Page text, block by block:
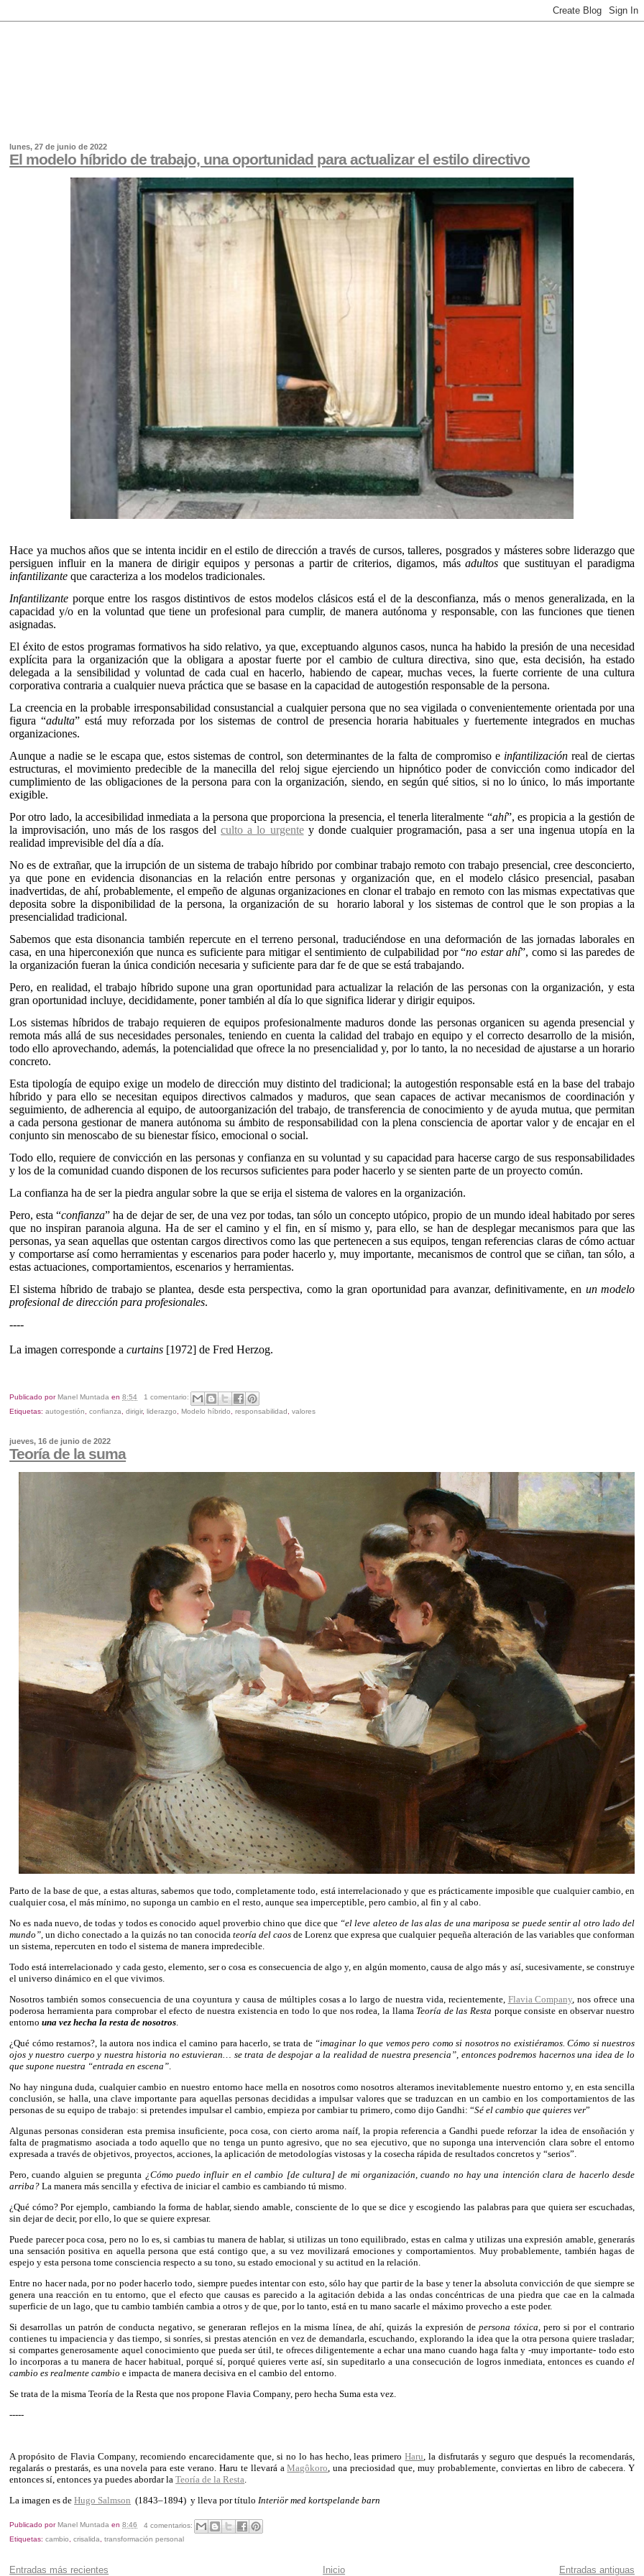
lunes, 27 de junio de 2022
El modelo híbrido de trabajo, una oportunidad para actualizar el estilo directivo
Hace ya muchos años que se intenta incidir en el estilo de dirección a través de cursos, talleres, posgrados y másteres sobre liderazgo que
persiguen influir en la manera de dirigir equipos y personas a partir de criterios, digamos, másadultos que sustituyan el paradigma
infantilizante que caracteriza a los modelos tradicionales.
Infantilizante porque entre los rasgos distintivos de estos modelos clásicos está el de la desconfianza, más o menos generalizada, en la
capacidad y/o en la voluntad que tiene un profesional para cumplir, de manera autónoma y responsable, con las funciones que tienen
asignadas.
El éxito de estos programas formativos ha sido relativo, ya que, exceptuando algunos casos, nunca ha habido la presión de una necesidad
explícita para la organización que la obligara a apostar fuerte por el cambio de cultura directiva, sino que, esta decisión, ha estado
delegada a la sensibilidad y voluntad de cada cual en hacerlo, habiendo de capear, muchas veces, la fuerte corriente de una cultura
corporativa contraria a cualquier nueva práctica que se basase en la capacidad de autogestión responsable de la persona.
La creencia en la probable irresponsabilidad consustancial a cualquier persona que no sea vigilada o convenientemente orientada por una
figura “adulta” está muy reforzada por los sistemas de control de presencia horaria habituales y fuertemente integrados en muchas
organizaciones.
Aunque a nadie se le escapa que, estos sistemas de control, son determinantes de la falta de compromiso e infantilización real de ciertas
estructuras, el movimiento predecible de la manecilla del reloj sigue ejerciendo un hipnótico poder de convicción como indicador del
cumplimiento de las obligaciones de la persona para con la organización, siendo, en según qué sitios, si no lo único, lo más importante
exigible.
Por otro lado, la accesibilidad inmediata a la persona que proporciona la presencia, el tenerla literalmente “ahí”, es propicia a la gestión de
la improvisación, uno más de los rasgos delculto a lo urgentey donde cualquier programación, pasa a ser una ingenua utopía en la
realidad imprevisible del día a día.
No es de extrañar, que la irrupción de un sistema de trabajo híbrido por combinar trabajo remoto con trabajo presencial, cree desconcierto,
ya que pone en evidencia disonancias en la relación entre personas y organización que, en el modelo clásico presencial, pasaban
inadvertidas, de ahí, probablemente, el empeño de algunas organizaciones en clonar el trabajo en remoto con las mismas expectativas que
deposita sobre la disponibilidad de la persona, la organización de su
horario laboral y los sistemas de control que le son propias a la
presencialidad tradicional.
Sabemos que esta disonancia también repercute en el terreno personal, traduciéndose en una deformación de las jornadas laborales en
casa, en una hiperconexión que nunca es suficiente para mitigar el sentimiento de culpabilidad por “no estar ahí”, como si las paredes de
la organización fueran la única condición necesaria y suficiente para dar fe de que se está trabajando.
Pero, en realidad, el trabajo híbrido supone una gran oportunidad para actualizar la relación de las personas con la organización, y esta
gran oportunidad incluye, decididamente, poner también al día lo que significa liderar y dirigir equipos.
Los sistemas híbridos de trabajo requieren de equipos profesionalmente maduros donde las personas organicen su agenda presencial y
remota más allá de sus necesidades personales, teniendo en cuenta la calidad del trabajo en equipo y el correcto desarrollo de la misión,
todo ello aprovechando, además, la potencialidad que ofrece la no presencialidad y, por lo tanto, la no necesidad de ajustarse a un horario
concreto.
Esta tipología de equipo exige un modelo de dirección muy distinto del tradicional; la autogestión responsable está en la base del trabajo
híbrido y para ello se necesitan equipos directivos calmados y maduros, que sean capaces de activar mecanismos de coordinación y
seguimiento, de adherencia al equipo, de autoorganización del trabajo, de transferencia de conocimiento y de ayuda mutua, que permitan
a cada persona gestionar de manera autónoma su ámbito de responsabilidad con la plena consciencia de aportar valor y de encajar en el
conjunto sin menoscabo de su bienestar físico, emocional o social.
Todo ello, requiere de convicción en las personas y confianza en su voluntad y su capacidad para hacerse cargo de sus responsabilidades
y los de la comunidad cuando disponen de los recursos suficientes para poder hacerlo y se sienten parte de un proyecto común.
La confianza ha de ser la piedra angular sobre la que se erija el sistema de valores en la organización.
Pero, esta “confianza” ha de dejar de ser, de una vez por todas, tan sólo un concepto utópico, propio de un mundo ideal habitado por seres
que no inspiran paranoia alguna. Ha de ser el camino y el fin, en sí mismo y, para ello, se han de desplegar mecanismos para que las
personas, ya sean aquellas que ostentan cargos directivos como las que pertenecen a sus equipos, tengan referencias claras de cómo actuar
y comportarse así como herramientas y escenarios para poder hacerlo y, muy importante, mecanismos de control que se ciñan, tan sólo, a
estas actuaciones, comportamientos, escenarios y herramientas.
El sistema híbrido de trabajo se plantea, desde esta perspectiva, como la gran oportunidad para avanzar, definitivamente, en un modelo
profesional de dirección para profesionales.
----
La imagen corresponde acurtains [1972] de Fred Herzog.
Publicado por Manel Muntada en8:54
1 comentario:
Etiquetas:autogestión ,confianza ,dirigir,liderazgo Modelo híbrido ,responsabilidad ,valores
jueves, 16 de junio de 2022
Teoría de la suma
Parto de la base de que, a estas alturas, sabemos que todo, completamente todo, está interrelacionado y que es prácticamente imposible que cualquier cambio, en
cualquier cosa, el más mínimo, no suponga un cambio en el resto, aunque sea imperceptible, pero cambio, al fin y al cabo.
No es nada nuevo, de todas y todos es conocido aquel proverbio chino que dice que “el leve aleteo de las alas de una mariposa se puede sentir al otro lado del
mundo”, un dicho conectado a la quizás no tan conocida teoría del caos de Lorenz que expresa que cualquier pequeña alteración de las variables que conforman
un sistema, repercuten en todo el sistema de manera impredecible.
Todo está interrelacionado y cada gesto, elemento, ser o cosa es consecuencia de algo y, en algún momento, causa de algo más y así, sucesivamente, se construye
el universo dinámico en el que vivimos.
Nosotros también somos consecuencia de una coyuntura y causa de múltiples cosas a lo largo de nuestra vida, recientemente, Flavia Company, nos ofrece una
poderosa herramienta para comprobar el efecto de nuestra existencia en todo lo que nos rodea, la llama Teoría de las Resta porque consiste en observar nuestro
entornouna vez hecha la resta de nosotros.
¿Qué cómo restarnos?, la autora nos indica el camino para hacerlo, se trata de “imaginar lo que vemos pero como si nosotros no existiéramos. Cómo si nuestros
ojos y nuestro cuerpo y nuestra historia no estuvieran… se trata de despojar a la realidad de nuestra presencia”, entonces podremos hacernos una idea de lo
que supone nuestra “entrada en escena”.
No hay ninguna duda, cualquier cambio en nuestro entorno hace mella en nosotros como nosotros alteramos inevitablemente nuestro entorno y, en esta sencilla
conclusión, se halla, una clave importante para aquellas personas decididas a impulsar valores que se traduzcan en un cambio en los comportamientos de las
personas de su equipo de trabajo: si pretendes impulsar el cambio, empieza por cambiar tu primero, como dijo Gandhi: “Sé el cambio que quieres ver”
Algunas personas consideran esta premisa insuficiente, poca cosa, con cierto aroma naíf, la propia referencia a Gandhi puede reforzar la idea de ensoñación y
falta de pragmatismo asociada a todo aquello que no tenga un punto agresivo, que no sea ejecutivo, que no suponga una intervención clara sobre el entorno
expresada a través de objetivos, proyectos, acciones, la aplicación de metodologías vistosas y la cosecha rápida de resultados concretos y “serios”.
Pero, cuando alguien se pregunta ¿Cómo puedo influir en el cambio [de cultura] de mi organización, cuando no hay una intención clara de hacerlo desde
arriba? La manera más sencilla y efectiva de iniciar el cambio es cambiando tú mismo.
¿Qué cómo? Por ejemplo, cambiando la forma de hablar, siendo amable, consciente de lo que se dice y escogiendo las palabras para que quiera ser escuchadas,
sin dejar de decir, por ello, lo que se quiere expresar.
Puede parecer poca cosa, pero no lo es, si cambias tu manera de hablar, si utilizas un tono equilibrado, estas en calma y utilizas una expresión amable, generarás
una sensación positiva en aquella persona que está contigo que, a su vez movilizará emociones y comportamientos. Muy probablemente, también hagas de
espejo y esta persona tome consciencia respecto a su tono, su estado emocional y su actitud en la relación.
Entre no hacer nada, por no poder hacerlo todo, siempre puedes intentar con esto, sólo hay que partir de la base y tener la absoluta convicción de que siempre se
genera una reacción en tu entorno, que el efecto que causas es parecido a la agitación debida a las ondas concéntricas de una piedra que cae en la calmada
superficie de un lago, que tu cambio también cambia a otros y de que, por lo tanto, está en tu mano sacarle el máximo provecho a este poder.
Si desarrollas un patrón de conducta negativo, se generaran reflejos en la misma línea, de ahí, quizás la expresión depersona tóxica, pero si por el contrario
contienes tu impaciencia y das tiempo, si sonríes, si prestas atención en vez de demandarla, escuchando, explorando la idea que la otra persona quiere trasladar;
si compartes generosamente aquel conocimiento que pueda ser útil, te ofreces diligentemente a echar una mano cuando haga falta y -muy importante- todo esto
lo incorporas a tu manera de hacer habitual, porqué sí, porqué quieres verte así, sin supeditarlo a una consecución de logros inmediata, entonces es cuando el
cambio es realmente cambio e impacta de manera decisiva en el cambio del entorno.
Se trata de la misma Teoría de la Resta que nos propone Flavia Company, pero hecha Suma esta vez.
-----
A propósito de Flavia Company, recomiendo encarecidamente que, si no lo has hecho, leas primeroHaru, la disfrutarás y seguro que después la recomendarás,
regalarás o prestarás, es una novela para este verano. Haru te llevará aMagôkoro, una preciosidad que, muy probablemente, conviertas en libro de cabecera. Y
entonces sí, entonces ya puedes abordar laTeoría de la Resta.
La imagen es deHugo Salmson (1843–1894) y lleva por títuloInteriör med kortspelande barn
Publicado por Manel Muntada en8:46
4 comentarios:
Etiquetas:cambio,crisalida,transformación personal
Entradas más recientes Entradas antiguas
Inicio